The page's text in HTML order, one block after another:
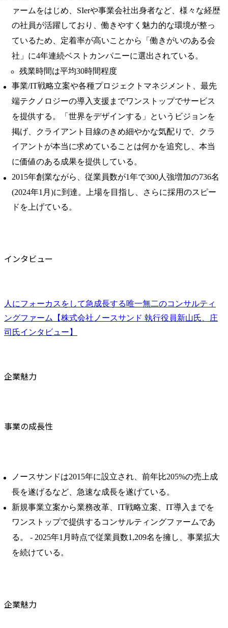
ァームをはじめ、SIerや事業会社出身者など、様々な経歴
の社員が活躍しており、働きやすく魅力的な環境が整っ
ているため、定着率が高いことから「働きがいのある会
社」に4年連続ベストカンパニーに選出されている。
残業時間は平均30時間程度
事業/IT戦略立案や各種プロジェクトマネジメント、最先
端テクノロジーの導入支援までワンストップでサービス
を提供する。「世界をデザインする」というビジョンを
掲げ、クライアント目線のきめ細やかな気配りで、クラ
イアントが本当に求めていることは何かを追究し、本当
に価値のある成果を提供している。
2015年創業ながら、従業員数が1年で300人強増加の736名
(2024年1月)に到達。上場を目指し、さらに採用のスピー
ドを上げている。
インタビュー
人にフォーカスをして急成長する唯一無二のコンサルティ
ングファーム【株式会社ノースサンド 執行役員新山氏、庄
司氏インタビュー】
企業魅力
事業の成長性
ノースサンドは2015年に設立され、前年比205%の売上成
長を遂げるなど、急速な成長を遂げている。 ​
新規事業立案から業務改革、IT戦略立案、IT導入までを
ワンストップで提供するコンサルティングファームであ
る。 ​- 2025年1月時点で従業員数1,209名を擁し、事業拡大
を続けている。
企業魅力